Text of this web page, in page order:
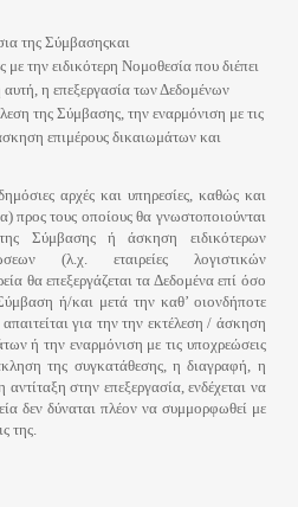
της Σύμβασηςκαι
την ειδικότερη Νομοθεσία που διέπει
η επεξεργασία των Δεδομένων
της Σύμβασης, την εναρμόνιση με τις
επιμέρους δικαιωμάτων και
αρχές και υπηρεσίες, καθώς και
προς τους οποίους θα γνωστοποιούνται
Σύμβασης ή άσκηση ειδικότερων
(λ.χ. εταιρείες λογιστικών
θα επεξεργάζεται τα Δεδομένα επί όσο
ή/και μετά την καθ’ οιονδήποτε
για την την εκτέλεση / άσκηση
ή την εναρμόνιση με τις υποχρεώσεις
της συγκατάθεσης, η διαγραφή, η
στην επεξεργασία, ενδέχεται να
δεν δύναται πλέον να συμμορφωθεί με
της.